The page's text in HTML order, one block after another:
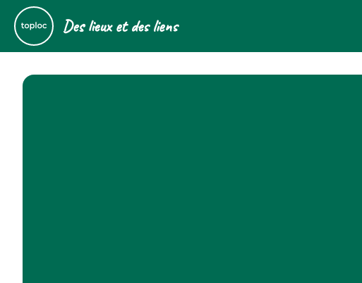
Des lieux et des liens